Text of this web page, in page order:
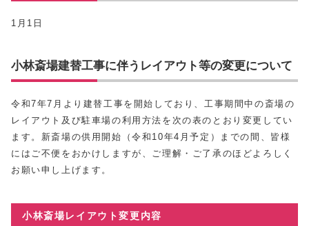
1月1日
小林斎場建替工事に伴うレイアウト等の変更について
令和7年7月より建替工事を開始しており、工事期間中の斎場の
レイアウト及び駐車場の利用方法を次の表のとおり変更してい
ます。新斎場の供用開始（令和10年4月予定）までの間、皆様
にはご不便をおかけしますが、ご理解・ご了承のほどよろしく
お願い申し上げます。
小林斎場レイアウト変更内容